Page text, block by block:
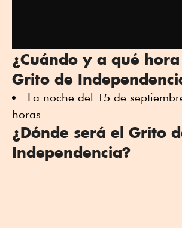
¿Cuándo y a qué
Grito de
La noche del 15 de
horas
¿Dónde será el Grito
Independencia?